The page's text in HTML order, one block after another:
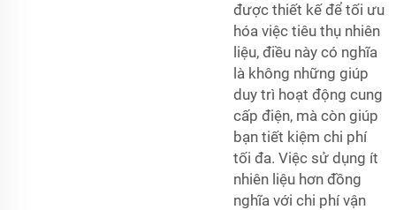
được thiết kế để tối ưu
hóa việc tiêu thụ nhiên
liệu, điều này có nghĩa
là không những giúp
duy trì hoạt động cung
cấp điện, mà còn giúp
bạn tiết kiệm chi phí
tối đa. Việc sử dụng ít
nhiên liệu hơn đồng
nghĩa với chi phí vận